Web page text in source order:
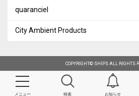
メニュー 検索 お知らせ
quaranciel
City Ambient Products
COPYRIGHT© SHIPS ALL RIGHTS